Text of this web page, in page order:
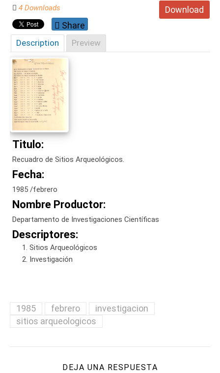
Download
4 Downloads
Share
Description Preview
Titulo:
Recuadro de Sitios Arqueológicos.
Fecha:
1985 /febrero
Nombre Productor:
Departamento de Investigaciones Científicas
Descriptores:
Sitios Arqueológicos
Investigación
1985 febrero
investigacion
sitios arqueologicos
DEJA UNA RESPUESTA